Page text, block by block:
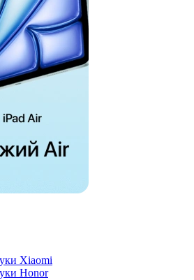
Xiaomi
Honor